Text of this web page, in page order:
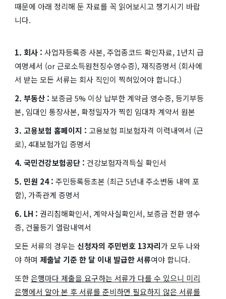
때문에 아래 정리해 둔 자료를 꼭 읽어보시고 챙기시기 바랍
니다.
1. 회사 : 사업자등록증 사본, 주업종코드 확인자료, 1년치 급
여명세서 (or 근로소득원천징수영수증), 재직증명서 (회사에
서 받는 모든 서류는 회사 직인이 찍혀있어야 합니다.)
2. 부동산 : 보증금 5% 이상 납부한 계약금 영수증, 등기부등
본, 임대인 통장사본, 확정일자가 찍힌 임대차 계약서 원본
3. 고용보험 홈페이지 : 고용보험 피보험자격 이력내역서 (근
로), 4대보험가입 증명서
4. 국민건강보험공단 : 건강보험자격득실 확인서
5. 민원 24 : 주민등록등초본 (최근 5년내 주소변동 내역 포
함), 가족관계 증명서
6. LH : 권리침해확인서, 계약사실확인서, 보증금 전환 영수
증, 건물등기 열람내역서
모든 서류의 경우는 신청자의 주민번호 13자리가 모두 나와
야 하며 제출날 기준 한 달 이내 발급한 서류여야 합니다.
또한은행마다 제출을 요구하는 서류가 다를 수 있으니 미리
은행에서 알아 본 후 서류를 준비하면 필요하지 않은 서류를